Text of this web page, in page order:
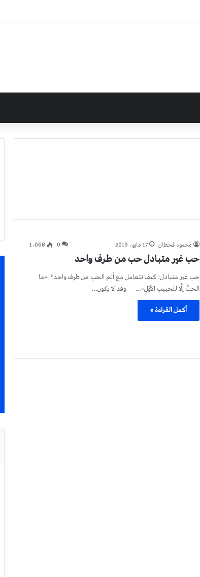
محمود قحطان 17 مايو، 2019 0 1٬068
حب غير متبادل حب من طرف واحد
حب غير متبادل: كيف نتعامل مع ألم الحب من طرف واحد؟ «ما
الحبُّ إلَّا للحبيبِ الأوّلِ»… — وقد لا يكون…
أكمل القراءة »